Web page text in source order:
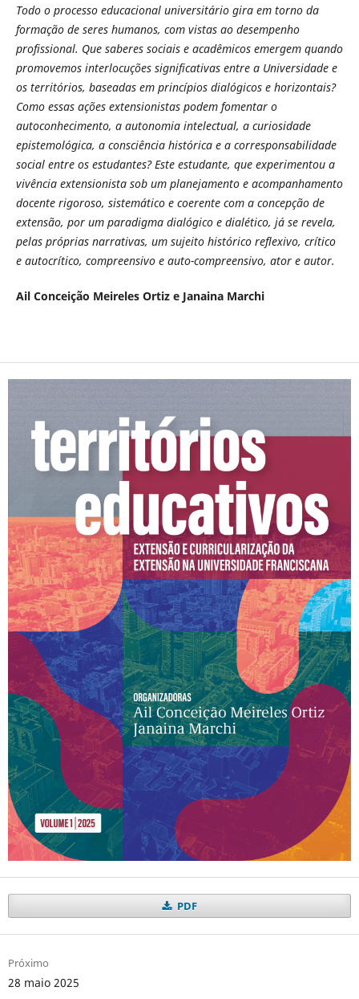
Todo o processo educacional universitário gira em torno da
formação de seres humanos, com vistas ao desempenho
profissional. Que saberes sociais e acadêmicos emergem quando
promovemos interlocuções significativas entre a Universidade e
os territórios, baseadas em princípios dialógicos e horizontais?
Como essas ações extensionistas podem fomentar o
autoconhecimento, a autonomia intelectual, a curiosidade
epistemológica, a consciência histórica e a corresponsabilidade
social entre os estudantes? Este estudante, que experimentou a
vivência extensionista sob um planejamento e acompanhamento
docente rigoroso, sistemático e coerente com a concepção de
extensão, por um paradigma dialógico e dialético, já se revela,
pelas próprias narrativas, um sujeito histórico reflexivo, crítico
e autocrítico, compreensivo e auto-compreensivo, ator e autor.
Ail Conceição Meireles Ortiz e Janaina Marchi
PDF
Próximo
28 maio 2025